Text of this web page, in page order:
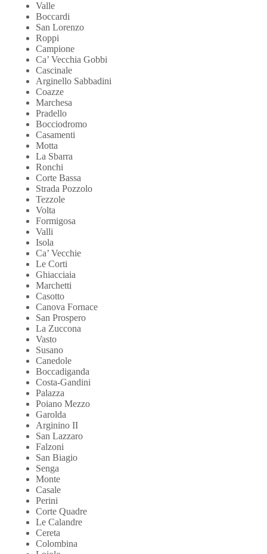
Valle
Boccardi
San Lorenzo
Roppi
Campione
Ca’ Vecchia Gobbi
Cascinale
Arginello Sabbadini
Coazze
Marchesa
Pradello
Bocciodromo
Casamenti
Motta
La Sbarra
Ronchi
Corte Bassa
Strada Pozzolo
Tezzole
Volta
Formigosa
Valli
Isola
Ca’ Vecchie
Le Corti
Ghiacciaia
Marchetti
Casotto
Canova Fornace
San Prospero
La Zuccona
Vasto
Susano
Canedole
Boccadiganda
Costa-Gandini
Palazza
Poiano Mezzo
Garolda
Arginino II
San Lazzaro
Falzoni
San Biagio
Senga
Monte
Casale
Perini
Corte Quadre
Le Calandre
Cereta
Colombina